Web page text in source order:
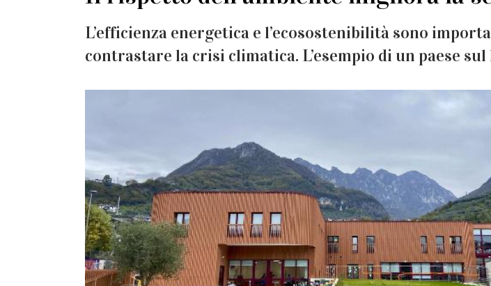
L’efficienza energetica e l’ecosostenibilità sono
contrastare la crisi climatica. L’esempio di un paese sul